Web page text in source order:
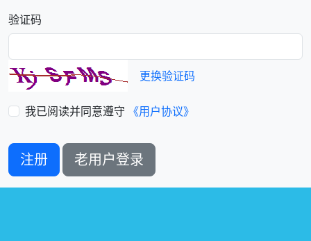
验证码
更换验证码
我已阅读并同意遵守 《用户协议》
注册 老用户登录